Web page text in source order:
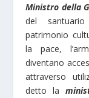
Ministro della
del
patrimonio
la pace,
diventano
attraverso
detto la